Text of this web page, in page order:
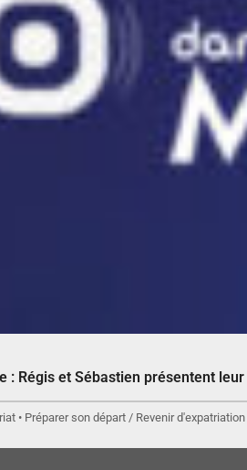
: Régis et Sébastien présentent
• Préparer son départ / Revenir d'expatriation